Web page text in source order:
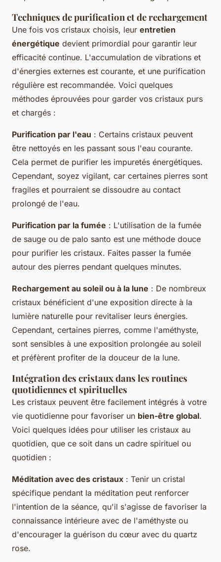
Techniques de purification et de rechargement
Une fois vos cristaux choisis, leur entretien
énergétique devient primordial pour garantir leur
efficacité continue. L'accumulation de vibrations et
d'énergies externes est courante, et une purification
régulière est recommandée. Voici quelques
méthodes éprouvées pour garder vos cristaux purs
et chargés :
Purification par l'eau : Certains cristaux peuvent
être nettoyés en les passant sous l'eau courante.
Cela permet de purifier les impuretés énergétiques.
Cependant, soyez vigilant, car certaines pierres sont
fragiles et pourraient se dissoudre au contact
prolongé de l'eau.
Purification par la fumée : L'utilisation de la fumée
de sauge ou de palo santo est une méthode douce
pour purifier les cristaux. Faites passer la fumée
autour des pierres pendant quelques minutes.
Rechargement au soleil ou à la lune : De nombreux
cristaux bénéficient d'une exposition directe à la
lumière naturelle pour revitaliser leurs énergies.
Cependant, certaines pierres, comme l'améthyste,
sont sensibles à une exposition prolongée au soleil
et préfèrent profiter de la douceur de la lune.
Intégration des cristaux dans les routines
quotidiennes et spirituelles
Les cristaux peuvent être facilement intégrés à votre
vie quotidienne pour favoriser un bien-être global.
Voici quelques idées pour utiliser les cristaux au
quotidien, que ce soit dans un cadre spirituel ou
quotidien :
Méditation avec des cristaux : Tenir un cristal
spécifique pendant la méditation peut renforcer
l'intention de la séance, qu'il s'agisse de favoriser la
connaissance intérieure avec de l'améthyste ou
d'encourager la guérison du cœur avec du quartz
rose.